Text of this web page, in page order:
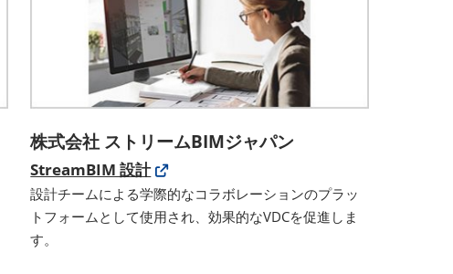
株式会社 ストリームBIMジャパン
StreamBIM 設計
設計チームによる学際的なコラボレーションのプラッ
トフォームとして使用され、効果的なVDCを促進しま
す。